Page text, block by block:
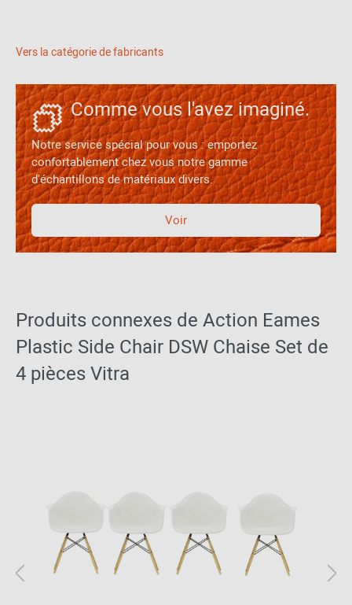
Vers la catégorie de fabricants
Comme vous l'avez imaginé.
Notre service spécial pour vous : emportez
confortablement chez vous notre gamme
d'échantillons de matériaux divers.
Voir
Produits connexes de Action Eames
Plastic Side Chair DSW Chaise Set de
4 pièces Vitra